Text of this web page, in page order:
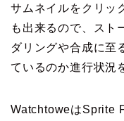
サムネイルをクリッ
も出来るので、スト
ダリングや合成に至
ているのか進行状況
WatchtoweはSprite